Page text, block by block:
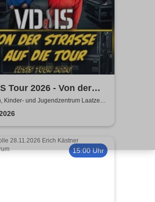
Tour 2026 - Von der
auf die Tour
Kinder- und Jugendzentrum Laatzen
15:00 Uhr